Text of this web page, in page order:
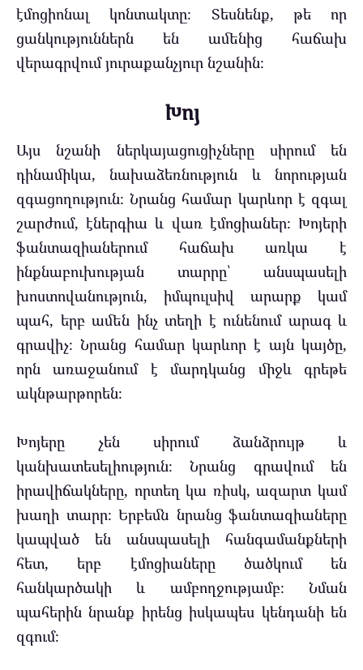
էմոցիոնալ կոնտակտը։ Տեսնենք, թե որ
ցանկություններն են ամենից հաճախ
վերագրվում յուրաքանչյուր նշանին։
Խոյ
Այս նշանի ներկայացուցիչները սիրում են
դինամիկա, նախաձեռնություն և նորության
զգացողություն։ Նրանց համար կարևոր է զգալ
շարժում, էներգիա և վառ էմոցիաներ։ Խոյերի
ֆանտազիաներում հաճախ առկա է
ինքնաբուխության տարրը՝ անսպասելի
խոստովանություն, իմպուլսիվ արարք կամ
պահ, երբ ամեն ինչ տեղի է ունենում արագ և
գրավիչ։ Նրանց համար կարևոր է այն կայծը,
որն առաջանում է մարդկանց միջև գրեթե
ակնթարթորեն։
Խոյերը չեն սիրում ձանձրույթ և
կանխատեսելիություն։ Նրանց գրավում են
իրավիճակները, որտեղ կա ռիսկ, ազարտ կամ
խաղի տարր։ Երբեմն նրանց ֆանտազիաները
կապված են անսպասելի հանգամանքների
հետ, երբ էմոցիաները ծածկում են
հանկարծակի և ամբողջությամբ։ Նման
պահերին նրանք իրենց իսկապես կենդանի են
զգում։